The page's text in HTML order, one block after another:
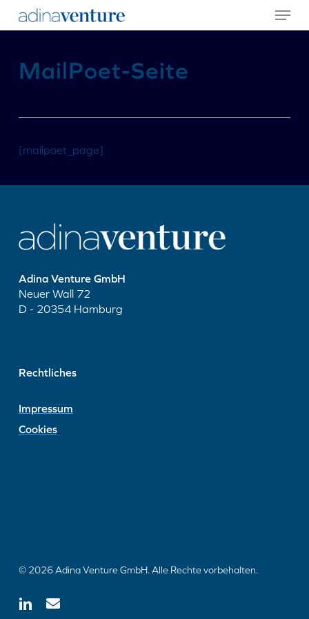
Menu
MailPoet-Seite
[mailpoet_page]
Adina Venture GmbH
Neuer Wall 72
D - 20354 Hamburg
Rechtliches
Impressum
Cookies
© 2026 Adina Venture GmbH. Alle Rechte vorbehalten.
linkedinemail